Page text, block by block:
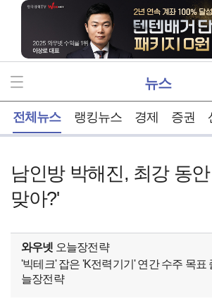
뉴스
전체뉴스 랭킹뉴스 경제 증권
남인방 박해진, 최강 동
맞아?'
와우넷 오늘장전략
'빅테크' 잡은 'K전력기기' 연간 수주 목표
늘장전략